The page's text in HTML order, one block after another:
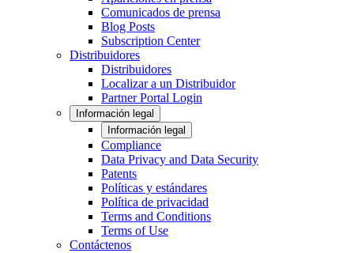
Comunicados de prensa
Blog Posts
Subscription Center
Distribuidores
Distribuidores
Localizar a un Distribuidor
Partner Portal Login
Información legal
Información legal
Compliance
Data Privacy and Data Security
Patents
Políticas y estándares
Política de privacidad
Terms and Conditions
Terms of Use
Contáctenos